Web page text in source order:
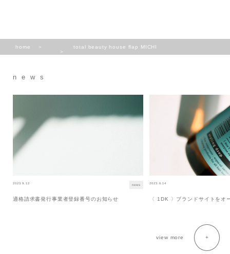
home total beauty house flap MICHI
news
2023.9.12 news
適格請求書発行事業者登録番号のお知らせ
2023.6.14
〈 1DK 〉ブランドサイトをオ
view more